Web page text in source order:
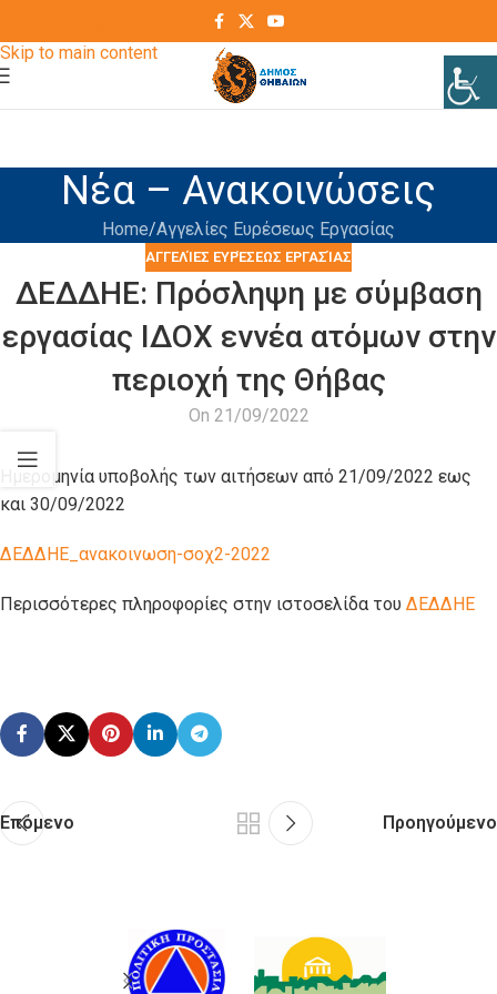
Skip to main content
Νέα – Ανακοινώσεις
Home Αγγελίες Ευρέσεως Εργασίας
ΑΓΓΕΛΊΕΣ ΕΥΡΈΣΕΩΣ ΕΡΓΑΣΊΑΣ
ΔΕΔΔΗΕ: Πρόσληψη με σύμβαση
εργασίας ΙΔΟΧ εννέα ατόμων στην
περιοχή της Θήβας
On 21/09/2022
Ημερομηνία υποβολής των αιτήσεων από 21/09/2022 εως
και 30/09/2022
ΔΕΔΔΗΕ_ανακοινωση-σοχ2-2022
Περισσότερες πληροφορίες στην ιστοσελίδα του ΔΕΔΔΗΕ
Επόμενο Προηγούμενο